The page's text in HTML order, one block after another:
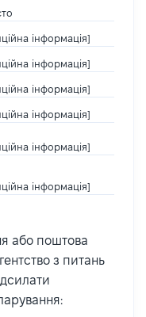
інформація]
інформація]
інформація]
інформація]
інформація]
інформація]
або поштова
з питань